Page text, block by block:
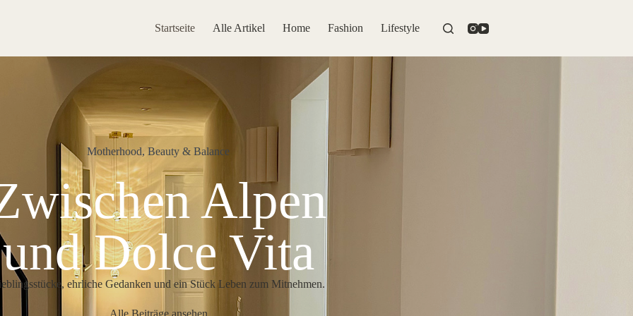
Startseite Alle Artikel Home Fashion Lifestyle
Motherhood, Beauty & Balance
Alpen
und Dolce Vita
ehrliche Gedanken und ein Stück Leben zum Mitnehmen.
Alle Beiträge ansehen